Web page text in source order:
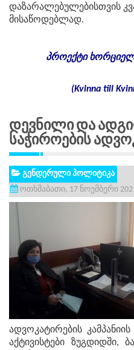
დაზარალებულებისთვის
მისაწოდებლად.
პროექტი
(Kvinna till
Დევნილი Და
Საჭიროების
გენდერული პოლიტიკა
ოთხშაბათი, 17 ნოემბერი
ადვოკატირების
აქტივისტები ზუგდიდში,